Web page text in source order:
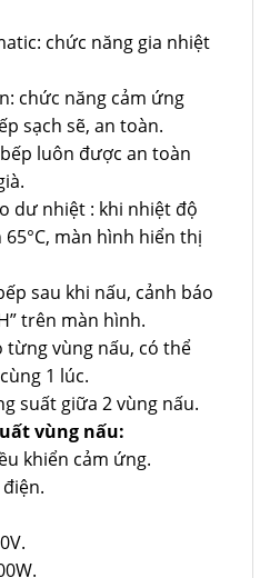
chức năng gia nhiệt
chức năng cảm ứng
sạch sẽ, an toàn.
luôn được an toàn
dư nhiệt : khi nhiệt độ
màn hình hiển thị
sau khi nấu, cảnh báo
trên màn hình.
từng vùng nấu, có thể
1 lúc.
suất giữa 2 vùng nấu.
vùng nấu:
khiển cảm ứng.